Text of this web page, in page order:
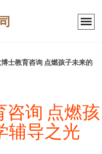
士教育咨询 点燃孩子未来的
询 点燃孩
辅导之光